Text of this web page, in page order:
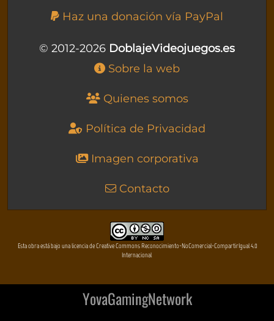
Haz una donación vía PayPal
© 2012-2026 DoblajeVideojuegos.es
Sobre la web
Quienes somos
Política de Privacidad
Imagen corporativa
Contacto
Esta obra está bajo una licencia de Creative Commons Reconocimiento-NoComercial-CompartirIgual 4.0
Internacional
YovaGamingNetwork